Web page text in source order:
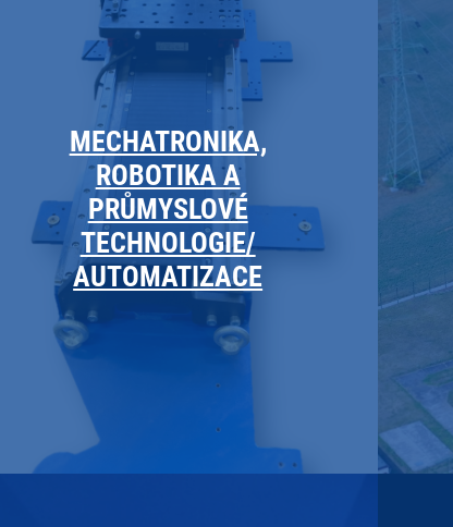
MECHATRONIKA,
ROBOTIKA A
PRŮMYSLOVÉ
TECHNOLOGIE/
AUTOMATIZACE